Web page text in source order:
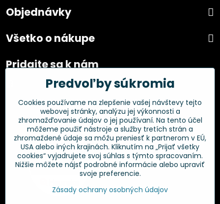
Objednávky
Všetko o nákupe
Pridajte sa k nám
Facebook
Overené zákazníkmi
Predvoľby súkromia
Cookies používame na zlepšenie vašej návštevy tejto
webovej stránky, analýzu jej výkonnosti a
zhromažďovanie údajov o jej používaní. Na tento účel
môžeme použiť nástroje a služby tretích strán a
zhromaždené údaje sa môžu preniesť k partnerom v EÚ,
USA alebo iných krajinách. Kliknutím na „Prijať všetky
cookies“ vyjadrujete svoj súhlas s týmto spracovaním.
Nižšie môžete nájsť podrobné informácie alebo upraviť
svoje preferencie.
Zásady ochrany osobných údajov